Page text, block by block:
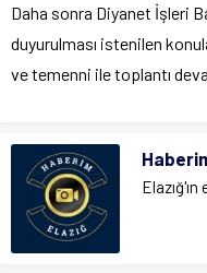
Daha sonra Diyanet İşleri
duyurulması istenilen
ve temenni ile toplantı